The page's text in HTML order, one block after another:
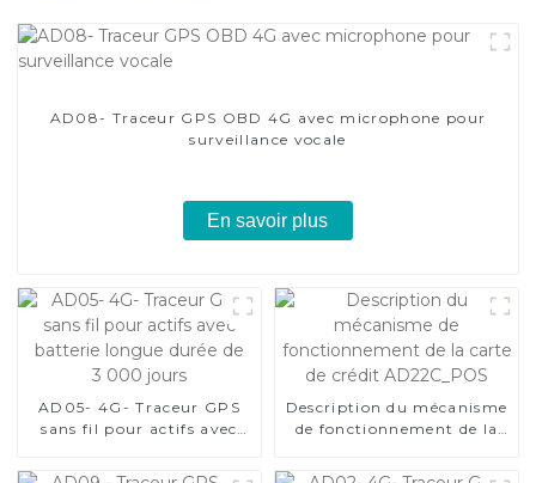
AD08- Traceur GPS OBD 4G avec microphone pour
surveillance vocale
En savoir plus
AD05- 4G- Traceur GPS
sans fil pour actifs avec
Description du mécanisme
de fonctionnement de la